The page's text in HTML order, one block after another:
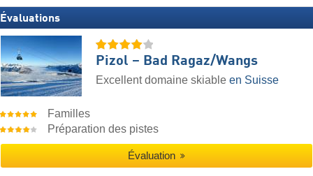
Évaluations
Pizol – Bad Ragaz/​Wangs
Excellent domaine skiable en Suisse
Familles
Préparation des pistes
Évaluation